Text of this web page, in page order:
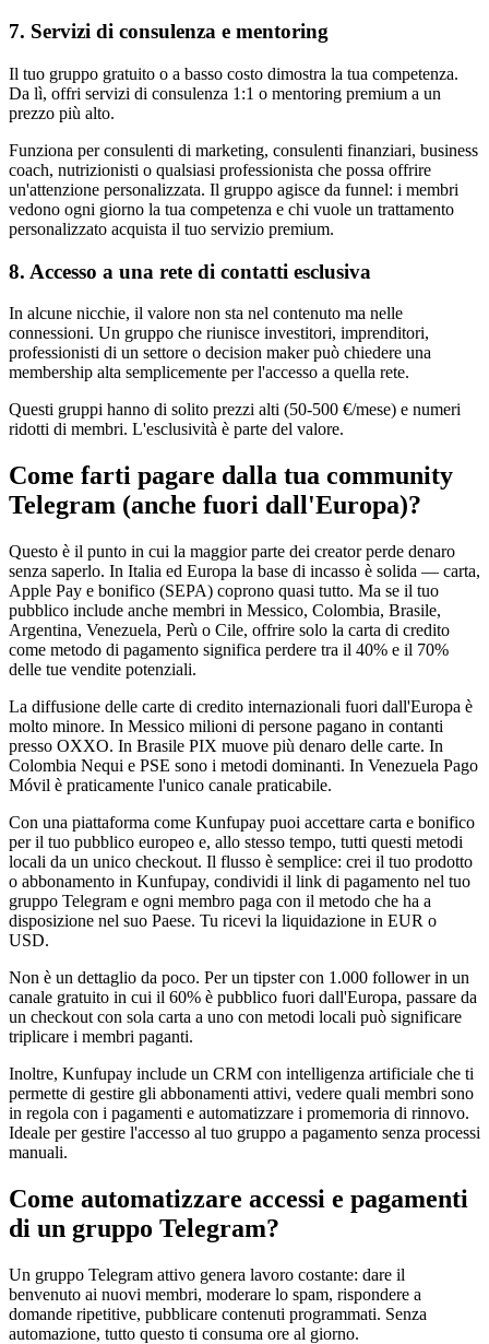
7. Servizi di consulenza e mentoring
Il tuo gruppo gratuito o a basso costo dimostra la tua competenza.
Da lì, offri servizi di consulenza 1:1 o mentoring premium a un
prezzo più alto.
Funziona per consulenti di marketing, consulenti finanziari, business
coach, nutrizionisti o qualsiasi professionista che possa offrire
un'attenzione personalizzata. Il gruppo agisce da funnel: i membri
vedono ogni giorno la tua competenza e chi vuole un trattamento
personalizzato acquista il tuo servizio premium.
8. Accesso a una rete di contatti esclusiva
In alcune nicchie, il valore non sta nel contenuto ma nelle
connessioni. Un gruppo che riunisce investitori, imprenditori,
professionisti di un settore o decision maker può chiedere una
membership alta semplicemente per l'accesso a quella rete.
Questi gruppi hanno di solito prezzi alti (50-500 €/mese) e numeri
ridotti di membri. L'esclusività è parte del valore.
Come farti pagare dalla tua community
Telegram (anche fuori dall'Europa)?
Questo è il punto in cui la maggior parte dei creator perde denaro
senza saperlo. In Italia ed Europa la base di incasso è solida — carta,
Apple Pay e bonifico (SEPA) coprono quasi tutto. Ma se il tuo
pubblico include anche membri in Messico, Colombia, Brasile,
Argentina, Venezuela, Perù o Cile, offrire solo la carta di credito
come metodo di pagamento significa perdere tra il 40% e il 70%
delle tue vendite potenziali.
La diffusione delle carte di credito internazionali fuori dall'Europa è
molto minore. In Messico milioni di persone pagano in contanti
presso OXXO. In Brasile PIX muove più denaro delle carte. In
Colombia Nequi e PSE sono i metodi dominanti. In Venezuela Pago
Móvil è praticamente l'unico canale praticabile.
Con una piattaforma come Kunfupay puoi accettare carta e bonifico
per il tuo pubblico europeo e, allo stesso tempo, tutti questi metodi
locali da un unico checkout. Il flusso è semplice: crei il tuo prodotto
o abbonamento in Kunfupay, condividi il link di pagamento nel tuo
gruppo Telegram e ogni membro paga con il metodo che ha a
disposizione nel suo Paese. Tu ricevi la liquidazione in EUR o
USD.
Non è un dettaglio da poco. Per un tipster con 1.000 follower in un
canale gratuito in cui il 60% è pubblico fuori dall'Europa, passare da
un checkout con sola carta a uno con metodi locali può significare
triplicare i membri paganti.
Inoltre, Kunfupay include un CRM con intelligenza artificiale che ti
permette di gestire gli abbonamenti attivi, vedere quali membri sono
in regola con i pagamenti e automatizzare i promemoria di rinnovo.
Ideale per gestire l'accesso al tuo gruppo a pagamento senza processi
manuali.
Come automatizzare accessi e pagamenti
di un gruppo Telegram?
Un gruppo Telegram attivo genera lavoro costante: dare il
benvenuto ai nuovi membri, moderare lo spam, rispondere a
domande ripetitive, pubblicare contenuti programmati. Senza
automazione, tutto questo ti consuma ore al giorno.